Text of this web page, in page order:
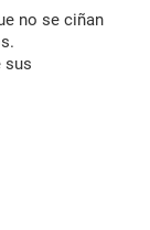
no se ciñan
sus